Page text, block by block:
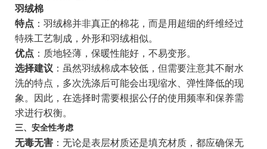
羽绒棉
特点 ：羽绒棉并非真正的棉花，而是用超细的纤维经过
特殊工艺制成，外形和羽绒相似。
优点 ：质地轻薄，保暖性能好，不易变形。
选择建议 ：虽然羽绒棉成本较低，但需要注意其不耐水
洗的特点，多次洗涤后可能会出现缩水、弹性降低的现
象。因此，在选择时需要根据公仔的使用频率和保养需
求进行权衡。
三、安全性考虑
无毒无害：无论是表层材质还是填充材质，都应确保无